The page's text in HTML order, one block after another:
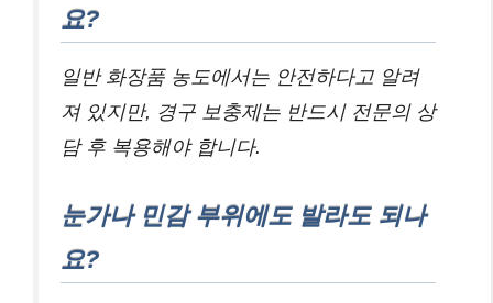
요?
일반 화장품 농도에서는 안전하다고 알려
져 있지만, 경구 보충제는 반드시 전문의 상
담 후 복용해야 합니다.
눈가나 민감 부위에도 발라도 되나
요?